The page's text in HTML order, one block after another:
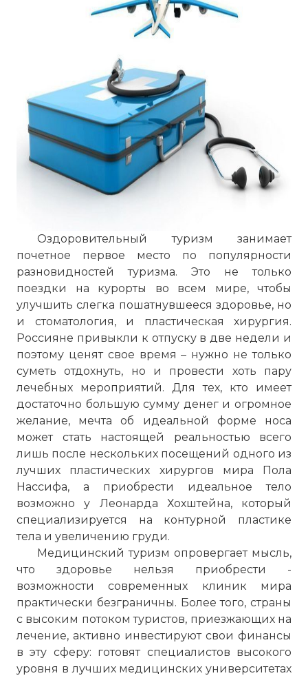
Оздоровительный туризм занимает
почетное первое место по популярности
разновидностей туризма. Это не только
поездки на курорты во всем мире, чтобы
улучшить слегка пошатнувшееся здоровье, но
и стоматология, и пластическая хирургия.
Россияне привыкли к отпуску в две недели и
поэтому ценят свое время – нужно не только
суметь отдохнуть, но и провести хоть пару
лечебных мероприятий. Для тех, кто имеет
достаточно большую сумму денег и огромное
желание, мечта об идеальной форме носа
может стать настоящей реальностью всего
лишь после нескольких посещений одного из
лучших пластических хирургов мира Пола
Нассифа, а приобрести идеальное тело
возможно у Леонарда Хохштейна, который
специализируется на контурной пластике
тела и увеличению груди.
Медицинский туризм опровергает мысль,
что здоровье нельзя приобрести -
возможности современных клиник мира
практически безграничны. Более того, страны
с высоким потоком туристов, приезжающих на
лечение, активно инвестируют свои финансы
в эту сферу: готовят специалистов высокого
уровня в лучших медицинских университетах